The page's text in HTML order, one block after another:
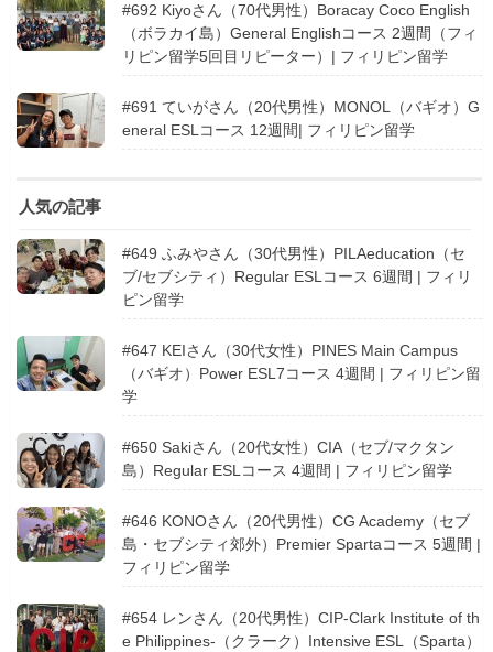
#692 Kiyoさん（70代男性）Boracay Coco English
（ボラカイ島）General Englishコース 2週間（フィ
リピン留学5回目リピーター）| フィリピン留学
#691 ていがさん（20代男性）MONOL（バギオ）G
eneral ESLコース 12週間| フィリピン留学
人気の記事
#649 ふみやさん（30代男性）PILAeducation（セ
ブ/セブシティ）Regular ESLコース 6週間 | フィリ
ピン留学
#647 KEIさん（30代女性）PINES Main Campus
（バギオ）Power ESL7コース 4週間 | フィリピン留
学
#650 Sakiさん（20代女性）CIA（セブ/マクタン
島）Regular ESLコース 4週間 | フィリピン留学
#646 KONOさん（20代男性）CG Academy（セブ
島・セブシティ郊外）Premier Spartaコース 5週間 |
フィリピン留学
#654 レンさん（20代男性）CIP-Clark Institute of th
e Philippines-（クラーク）Intensive ESL（Sparta）